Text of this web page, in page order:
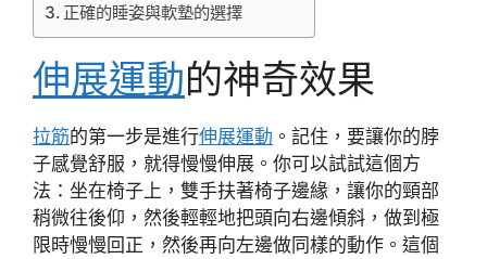
正確的睡姿與軟墊的選擇
伸展運動的神奇效果
拉筋的第一步是進行伸展運動 。記住，要讓你的脖
子感覺舒服，就得慢慢伸展。你可以試試這個方
法：坐在椅子上，雙手扶著椅子邊緣，讓你的頸部
稍微往後仰，然後輕輕地把頭向右邊傾斜，做到極
限時慢慢回正，然後再向左邊做同樣的動作。這個